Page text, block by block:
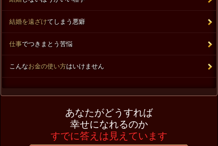
結婚を遠ざけてしまう悪癖
仕事でつきまとう苦悩
こんなお金の使い方はいけません
あなたがどうすれば
幸せになれるのか
すでに答えは見えています